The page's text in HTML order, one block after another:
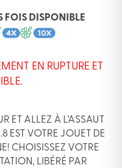
FOIS DISPONIBLE
EN RUPTURE ET
ET ALLEZ À L’ASSAUT
EST VOTRE JOUET DE
CHOISISSEZ VOTRE
LIBÉRÉ PAR